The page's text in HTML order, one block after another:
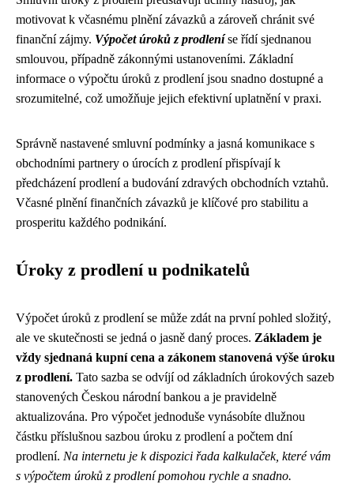
motivovat k včasnému plnění závazků a zároveň chránit své
finanční zájmy. Výpočet úroků z prodleníse řídí sjednanou
smlouvou, případně zákonnými ustanoveními. Základní
informace o výpočtu úroků z prodlení jsou snadno dostupné a
srozumitelné, což umožňuje jejich efektivní uplatnění v praxi.
Správně nastavené smluvní podmínky a jasná komunikace s
obchodními partnery o úrocích z prodlení přispívají k
předcházení prodlení a budování zdravých obchodních vztahů.
Včasné plnění finančních závazků je klíčové pro stabilitu a
prosperitu každého podnikání.
Úroky z prodlení u podnikatelů
Výpočet úroků z prodlení se může zdát na první pohled složitý,
ale ve skutečnosti se jedná o jasně daný proces. Základem je
vždy sjednaná kupní cena a zákonem stanovená výše úroku
z prodlení. Tato sazba se odvíjí od základních úrokových sazeb
stanovených Českou národní bankou a je pravidelně
aktualizována. Pro výpočet jednoduše vynásobíte dlužnou
částku příslušnou sazbou úroku z prodlení a počtem dní
prodlení. Na internetu je k dispozici řada kalkulaček, které vám
s výpočtem úroků z prodlení pomohou rychle a snadno.